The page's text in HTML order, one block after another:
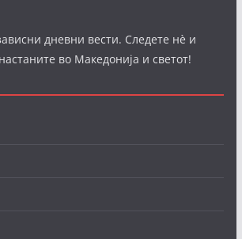
дневни вести. Следете нè и
во Македонија и светот!